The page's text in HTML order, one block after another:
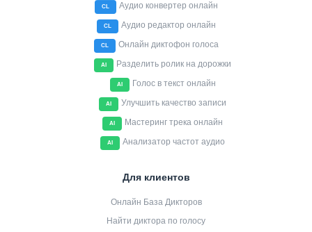
CL Аудио конвертер онлайн
CL Аудио редактор онлайн
CL Онлайн диктофон голоса
AI Разделить ролик на дорожки
AI Голос в текст онлайн
AI Улучшить качество записи
AI Мастеринг трека онлайн
AI Анализатор частот аудио
Для клиентов
Онлайн База Дикторов
Найти диктора по голосу